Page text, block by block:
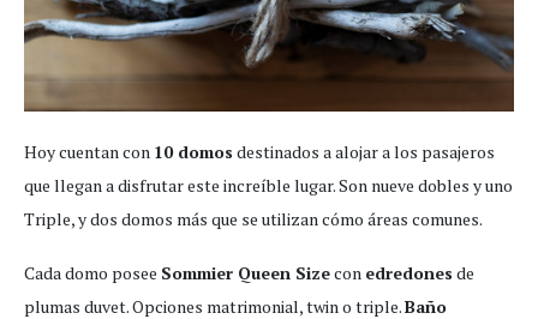
Hoy cuentan con 10 domos destinados a alojar a los pasajeros
que llegan a disfrutar este increíble lugar. Son nueve dobles y uno
Triple, y dos domos más que se utilizan cómo áreas comunes.
Cada domo posee Sommier Queen Sizecon edredones de
plumas duvet. Opciones matrimonial, twin o triple.Baño